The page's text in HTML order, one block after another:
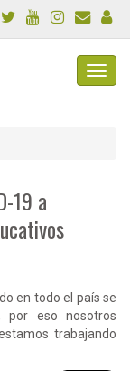
19 a
en todo el país se
por eso nosotros
trabajando